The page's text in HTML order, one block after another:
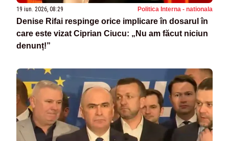
19 iun. 2026, 08:29 Politica Interna - nationala
Denise Rifai respinge orice implicare în dosarul în
care este vizat Ciprian Ciucu: „Nu am făcut niciun
denunț!”